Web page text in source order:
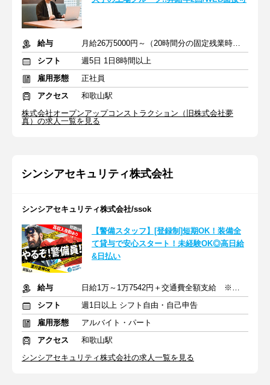
給与
月給26万5000円～（20時間分の固定残業時間代を含む）
シフト
週5日 1日8時間以上
雇用形態
正社員
アクセス
和歌山駅
株式会社オープンアップコンストラクション（旧株式会社夢
真）の求人一覧を見る
シンシアセキュリティ株式会社
シンシアセキュリティ株式会社/ssok
【警備スタッフ】[登録制]短期OK！装備全
て貸与で安心スタート！未経験OK◎高日給
&日払い
給与
日給1万～1万7542円＋交通費全額支給 ※給与は案件により異なる
シフト
週1日以上 シフト自由・自己申告
雇用形態
アルバイト・パート
アクセス
和歌山駅
シンシアセキュリティ株式会社の求人一覧を見る